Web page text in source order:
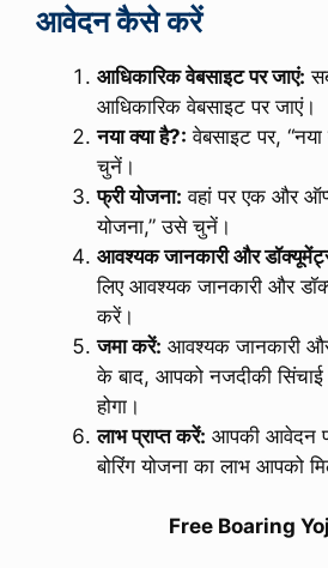
आवेदन कैसे करें
आधिकारिक वेबसाइट पर जाएं:
आधिकारिक वेबसाइट पर जाएं।
नया क्या है?: वेबसाइट पर,
चुनें।
फ्री योजना: वहां पर एक और
योजना,” उसे चुनें।
आवश्यक जानकारी और
लिए आवश्यक जानकारी और
करें।
जमा करें: आवश्यक जानकारी
के बाद, आपको नजदीकी सिंचाई
होगा।
लाभ प्राप्त करें: आपकी आवेदन
बोरिंग योजना का लाभ आपको
Free Boaring